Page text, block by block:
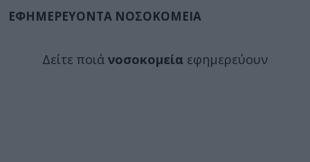
ΕΦΗΜΕΡΕΥΟΝΤΑ ΝΟΣΟΚΟΜΕΙΑ
Δείτε ποιά νοσοκομεία εφημερεύουν